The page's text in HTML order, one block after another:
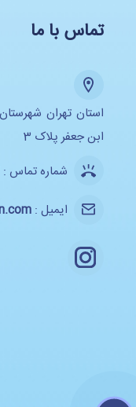
تماس با ما
استان تهران
ابن جعفر پلاک 3
شماره تماس :
ایمیل :